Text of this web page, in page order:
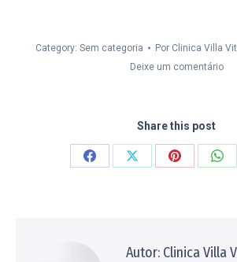
Category: Sem categoria Por Clinica Villa
Deixe um comentário
Share this post
CompartilharCompartilhar
Autor: Clinica Villa